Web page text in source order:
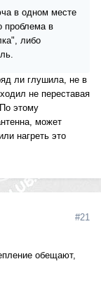
в одном месте
проблема в
либо
ли глушила, не в
не переставая
этому
может
нагреть это
#21
обещают,